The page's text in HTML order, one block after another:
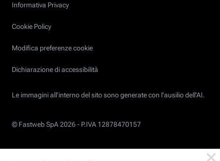
Informativa Privacy
Cookie Policy
Modifica preferenze cookie
Dichiarazione di accessibilità
Le immagini all’interno del sito sono generate con l'ausilio dell'AI.
© Fastweb SpA 2026 - P.IVA 12878470157